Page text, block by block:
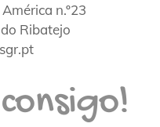
n.º23
Ribatejo